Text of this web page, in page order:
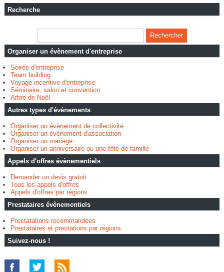
Recherche
Organiser un évènement d'entreprise
Soirée d'entreprise
Team building
Voyage incentive d'entreprise
Séminaire, salon et convention
Arbre de Noël
Autres types d'évènements
Organiser un évènement de collectivité
Organiser un évènement d'association
Organiser un mariage
Organiser un anniversaire ou une fête de famille
Appels d'offres évènementiels
Demander un devis gratuit
Tous les appels d'offres
Appels d'offres par régions
Prestataires évènementiels
Prestatations recommandées
Prestataires et prestations par régions
Suivez-nous !